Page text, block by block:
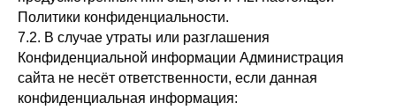
Политики конфиденциальности.
7.2. В случае утраты или разглашения
Конфиденциальной информации Администрация
сайта не несёт ответственности, если данная
конфиденциальная информация: